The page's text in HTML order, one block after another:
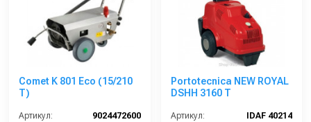
Comet K 801 Eco (15/210
T)
Артикул:
9024472600
Portotecnica NEW ROYAL
DSHH 3160 T
Артикул:
IDAF 40214